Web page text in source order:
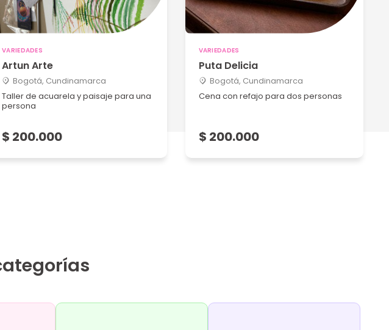
VARIEDADES
Artun Arte
Bogotá, Cundinamarca
Taller de acuarela y paisaje para una
persona
$ 200.000
VARIEDADES
Puta Delicia
Bogotá, Cundinamarca
Cena con refajo para dos personas
$ 200.000